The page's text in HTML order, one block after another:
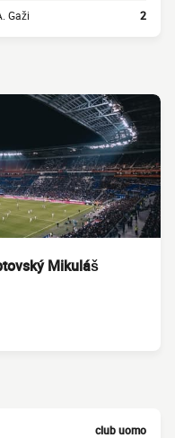
Gaži 2
Mikuláš
club uomo